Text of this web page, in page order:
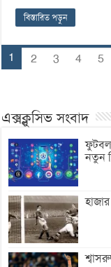
বিস্তারিত পড়ুন
1 2 3 4 5
এক্সক্লুসিভ সংবাদ
ফুটবল
নতুন